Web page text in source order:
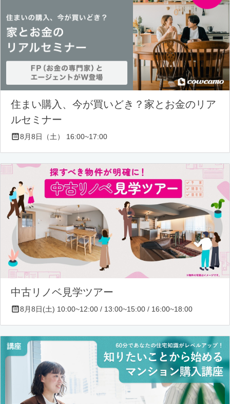
住まい購入、今が買いどき？家とお金のリア
ルセミナー
8月8日（土） 16:00~17:00
中古リノベ見学ツアー
8月8日(土) 10:00~12:00 / 13:00~15:00 / 16:00~18:00